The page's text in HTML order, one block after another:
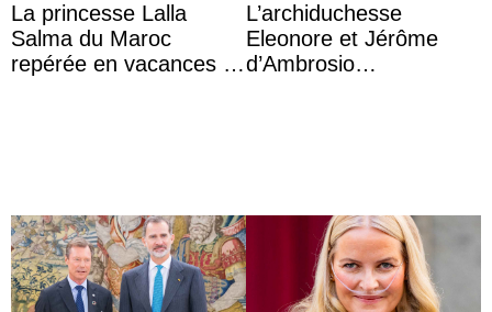
La princesse Lalla
Salma du Maroc
repérée en vacances à
L’archiduchesse
Eleonore et Jérôme
d’Ambrosio